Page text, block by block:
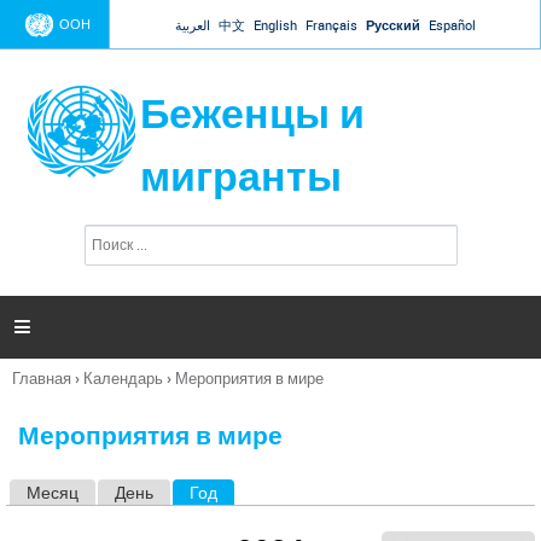
Jump to navigation
ООН العربية 中文 English Français Русский Español
Беженцы и
мигранты
п
и

Вы
Главная › Календарь › Мероприятия в мире
Мероприятия в мире
Месяц День Год